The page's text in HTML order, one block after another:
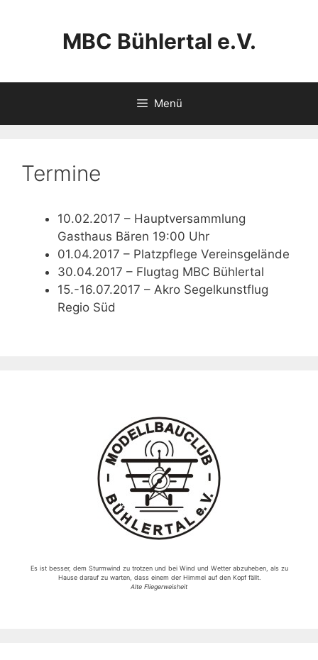
MBC Bühlertal e.V.
Menü
Termine
10.02.2017 – Hauptversammlung
Gasthaus Bären 19:00 Uhr
01.04.2017 – Platzpflege Vereinsgelände
30.04.2017 – Flugtag MBC Bühlertal
15.-16.07.2017 – Akro Segelkunstflug
Regio Süd
Es ist besser, dem Sturmwind zu trotzen und bei Wind und Wetter abzuheben, als zu
Hause darauf zu warten, dass einem der Himmel auf den Kopf fällt.
Alte Fliegerweisheit